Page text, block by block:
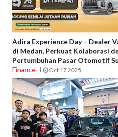
Adira Experience Day – Dealer
di Medan, Perkuat Kolaborasi
Pertumbuhan Pasar Otomotif
Finance
Oct 17 2025